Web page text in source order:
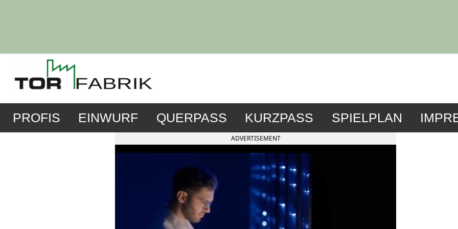
PROFIS EINWURF QUERPASS KURZPASS SPIELPLAN
ADVERTISEMENT